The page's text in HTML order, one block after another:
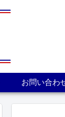
お問い合わ